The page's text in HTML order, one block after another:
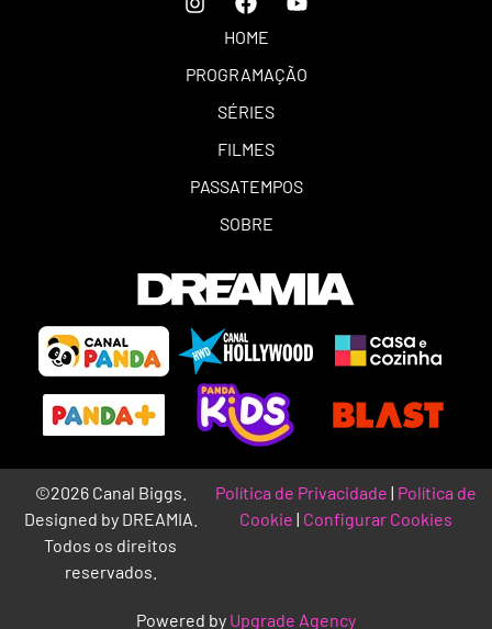
HOME
PROGRAMAÇÃO
SÉRIES
FILMES
PASSATEMPOS
SOBRE
©2026 Canal Biggs.
Designed by DREAMIA.
Todos os direitos
reservados.
Política de Privacidade | Política de
Cookie | Configurar Cookies
Powered by Upgrade Agency